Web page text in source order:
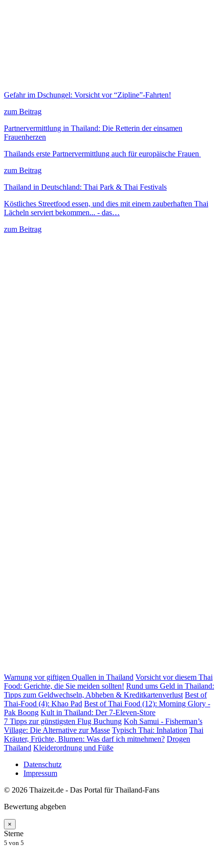
Gefahr im Dschungel: Vorsicht vor “Zipline”-Fahrten!
zum Beitrag
Partnervermittlung in Thailand: Die Retterin der einsamen
Frauenherzen
Thailands erste Partnervermittlung auch für europäische Frauen
zum Beitrag
Thailand in Deutschland: Thai Park & Thai Festivals
Köstliches Streetfood essen, und dies mit einem zauberhaften Thai
Lächeln serviert bekommen... - das…
zum Beitrag
Warnung vor giftigen Quallen in Thailand Vorsicht vor diesem Thai
Food: Gerichte, die Sie meiden sollten! Rund ums Geld in Thailand:
Tipps zum Geldwechseln, Abheben & Kreditkartenverlust Best of
Thai-Food (4): Khao Pad Best of Thai Food (12): Morning Glory -
Pak Boong Kult in Thailand: Der 7-Eleven-Store
7 Tipps zur günstigsten Flug Buchung Koh Samui - Fisherman’s
Village: Die Alternative zur Masse Typisch Thai: Inhalation Thai
Kräuter, Früchte, Blumen: Was darf ich mitnehmen? Drogen
Thailand Kleiderordnung und Füße
Datenschutz
Impressum
© 2026 Thaizeit.de - Das Portal für Thailand-Fans
Bewertung abgeben
×
Sterne
5 von 5